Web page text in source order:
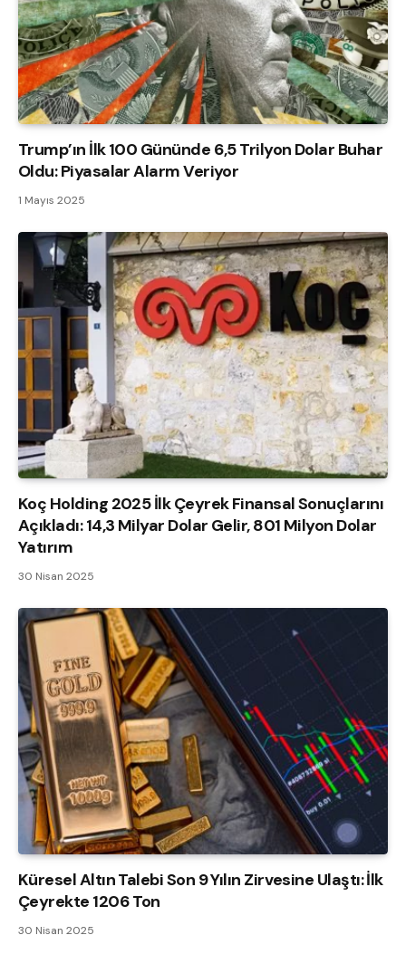
Trump’ın İlk 100 Gününde 6,5 Trilyon Dolar Buhar
Oldu: Piyasalar Alarm Veriyor
1 Mayıs 2025
Koç Holding 2025 İlk Çeyrek Finansal Sonuçlarını
Açıkladı: 14,3 Milyar Dolar Gelir, 801 Milyon Dolar
Yatırım
30 Nisan 2025
Küresel Altın Talebi Son 9 Yılın Zirvesine Ulaştı: İlk
Çeyrekte 1206 Ton
30 Nisan 2025